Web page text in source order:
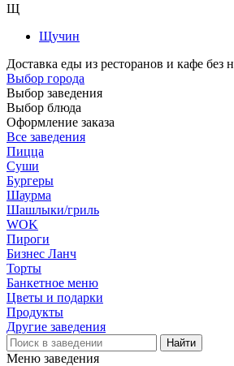
Щ
Щучин
Доставка еды из ресторанов и кафе без
Выбор города
Выбор заведения
Выбор блюда
Оформление заказа
Все заведения
Пицца
Суши
Бургеры
Шаурма
Шашлыки/гриль
WOK
Пироги
Бизнес Ланч
Торты
Банкетное меню
Цветы и подарки
Продукты
Другие заведения
Меню заведения